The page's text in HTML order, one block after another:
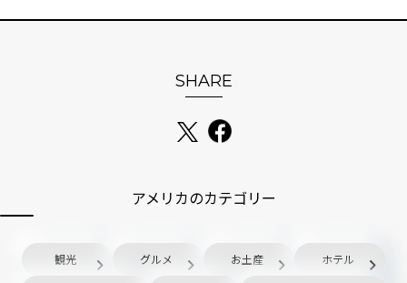
SHARE
アメリカのカテゴリー
観光 グルメ お土産 ホテル